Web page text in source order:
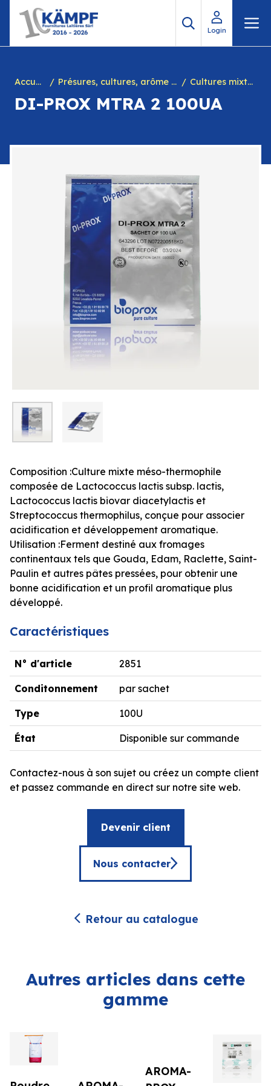
contenu
Login
Accueil Présures, cultures, arôme à yogourt, marques, chiffres en caséine et divers Cultures mixtes
DI-PROX MTRA 2 100UA
Composition :Culture mixte méso-thermophile
composée de Lactococcus lactis subsp. lactis,
Lactococcus lactis biovar diacetylactis et
Streptococcus thermophilus, conçue pour associer
acidification et développement aromatique.
Utilisation :Ferment destiné aux fromages
continentaux tels que Gouda, Edam, Raclette, Saint-
Paulin et autres pâtes pressées, pour obtenir une
bonne acidification et un profil aromatique plus
développé.
Caractéristiques
N° d'article 2851
Conditonnement par sachet
Type 100U
État Disponible sur commande
Contactez-nous à son sujet ou créez un compte client
et passez commande en direct sur notre site web.
Devenir client
Nous contacter
Retour au catalogue
Autres articles dans cette
gamme
AROMA-